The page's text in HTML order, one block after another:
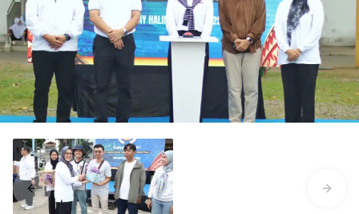
yang
relatif
lebih
murah
dari
Koran
maupun
media
siber
lainnya,
desain
Koran
dan